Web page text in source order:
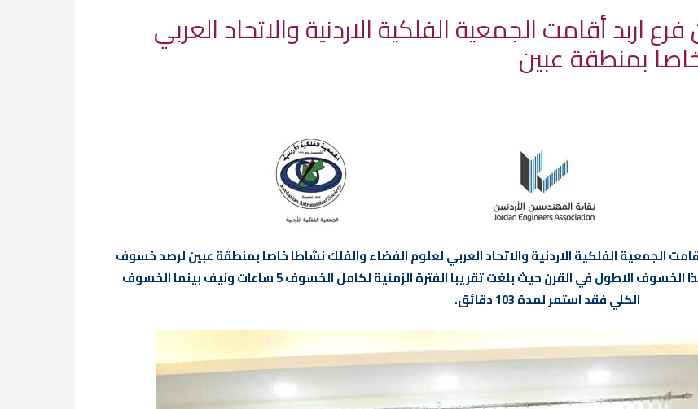
اربد أقامت الجمعية الفلكية الاردنية والاتحاد العربي
بمنطقة عبين
الجمعية الفلكية الاردنية والاتحاد العربي لعلوم الفضاء والفلك نشاطا خاصا بمنطقة عبين لرصد خسوف
القمر الذي صادف يوم الجمعية 27/7/2018 ، ويعد هذا الخسوف الاطول في القرن حيث بلغت تقريبا الفترة الزمنية لكامل الخسوف 5 ساعات ونيف بينما الخسوف
الكلي فقد استمر لمدة 103 دقائق.